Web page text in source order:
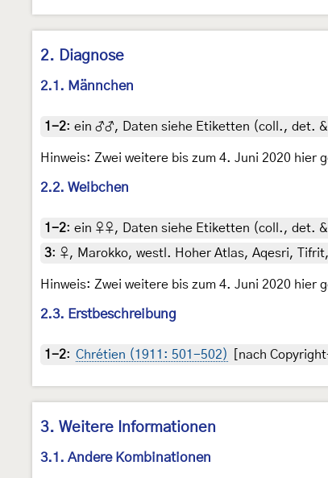
2. Diagnose
2.1. Männchen
1-2: ein ♂♂, Daten siehe Etiketten (coll., det.
Hinweis: Zwei weitere bis zum 4. Juni 2020 hier
2.2. Weibchen
1-2: ein ♀♀, Daten siehe Etiketten (coll., det.
3: ♀, Marokko, westl. Hoher Atlas, Aqesri,
Hinweis: Zwei weitere bis zum 4. Juni 2020 hier
2.3. Erstbeschreibung
1-2: Chrétien (1911: 501-502) [nach
3. Weitere Informationen
3.1. Andere Kombinationen